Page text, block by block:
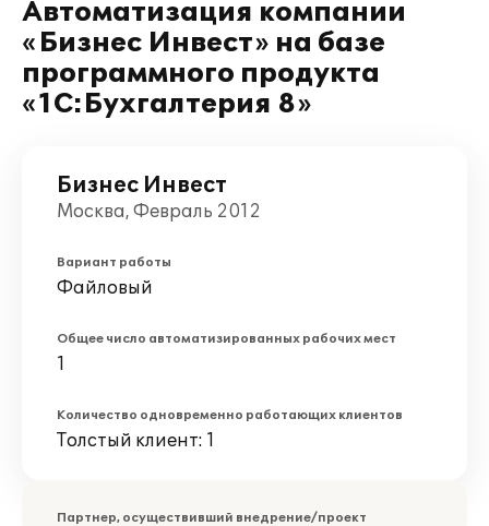
Автоматизация компании
«Бизнес Инвест» на базе
программного продукта
«1С:Бухгалтерия 8»
Бизнес Инвест
Москва, Февраль 2012
Вариант работы
Файловый
Общее число автоматизированных рабочих мест
1
Количество одновременно работающих клиентов
Толстый клиент: 1
Партнер, осуществивший внедрение/проект